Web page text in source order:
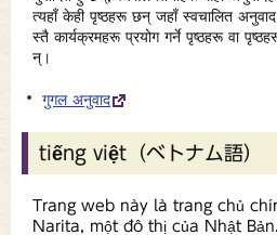
त्यहाँ केही पृष्ठहरू छन् जहाँ स्वचालित
स्तै कार्यक्रमहरू प्रयोग गर्ने पृष्ठहरू वा
न्।
गुगल अनुवाद
tiếng việt（ベトナム語）
Trang web này là trang chủ
Narita, một đô thị của Nhật Bản.